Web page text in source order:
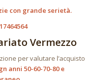
con grande serietà.
Vermezzo
per valutare l’acquisto
anni 50-60-70-80 e